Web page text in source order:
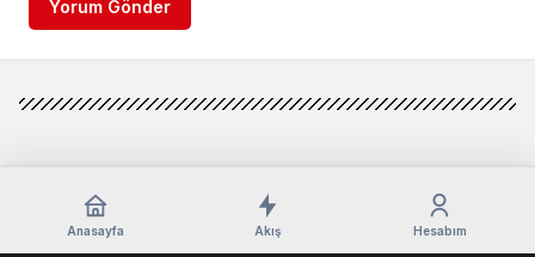
Yorum Gönder
Anasayfa Akış Hesabım